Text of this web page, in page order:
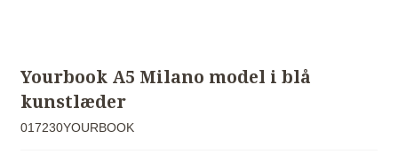
Yourbook A5 Milano model i blå
kunstlæder
017230YOURBOOK